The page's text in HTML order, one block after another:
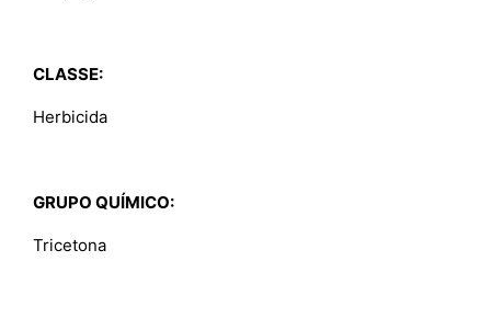
CLASSE:
Herbicida
GRUPO QUÍMICO:
Tricetona